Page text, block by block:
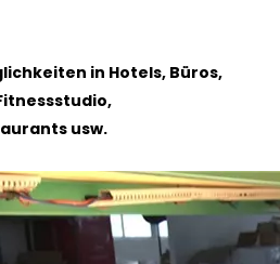
in Hotels, Büros,
usw.